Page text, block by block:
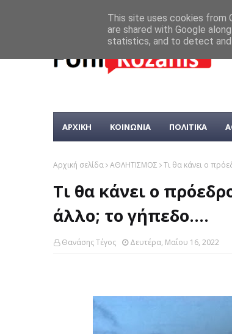
ΑΡΧΙΚΗ ΚΟΙΝΩΝΙΑ ΠΟΛΙΤΙΚΑ
Αρχική σελίδα ΑΘΛΗΤΙΣΜΟΣ Tι θα κάνει ο
Tι θα κάνει ο
άλλο; το γήπεδο....
Θανάσης Τέγος Δευτέρα, Μαΐου 16, 2022
This site uses cookies from
are shared with Google
statistics, and to detect and